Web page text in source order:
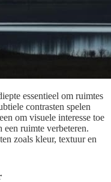
essentieel om ruimtes
contrasten spelen
om visuele interesse toe
een ruimte verbeteren.
zoals kleur, textuur en